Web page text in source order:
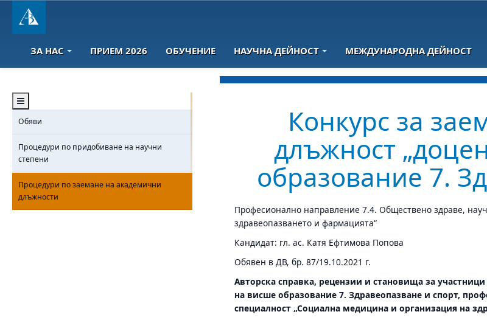
ЗА НАС ПРИЕМ 2026 ОБУЧЕНИЕ НАУЧНА ДЕЙНОСТ МЕЖДУНАРОДНА ДЕЙНОСТ
Конкурс за
длъжност
образование 7.
Професионално направление 7.4. Обществено здраве,
здравеопазването и фармацията“
Кандидат: гл. ас. Катя Ефтимова Попова
Обявен в ДВ, бр. 87/19.10.2021 г.
Авторска справка, рецензии и становища за
на висше образование 7. Здравеопазване и спорт,
специалност „Социална медицина и организация на
Обяви
Процедури по придобиване на научни
степени
Процедури по заемане на академични
длъжности